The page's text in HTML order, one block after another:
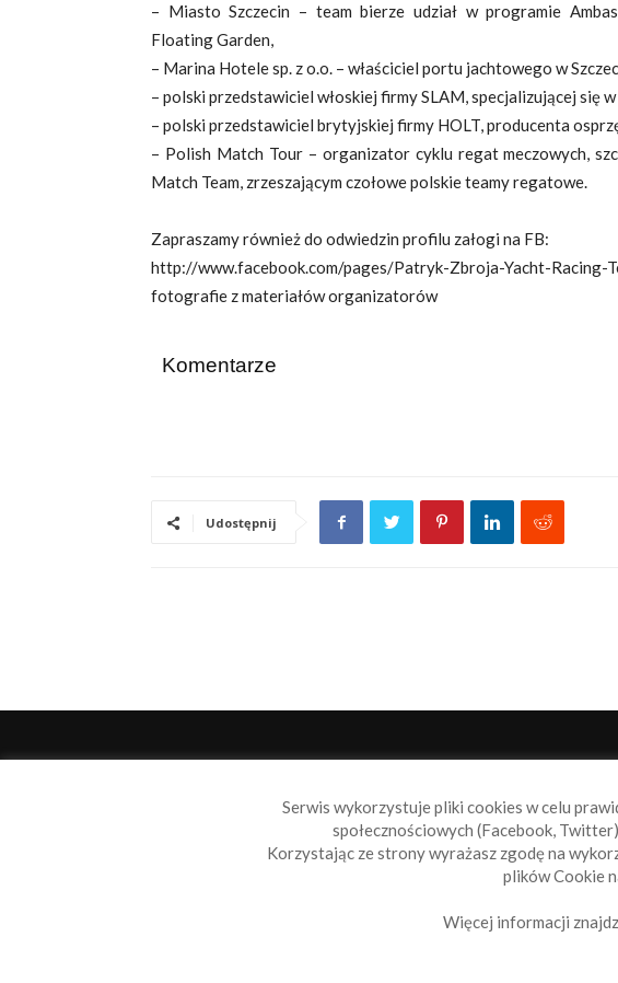
– Miasto Szczecin – team bierze udział w programie
Floating Garden,
– Marina Hotele sp. z o.o. – właściciel portu jachtowego w
– polski przedstawiciel włoskiej firmy SLAM, specjalizującej się
– polski przedstawiciel brytyjskiej firmy HOLT, producenta
– Polish Match Tour – organizator cyklu regat meczowych,
Match Team, zrzeszającym czołowe polskie teamy regatowe.
Zapraszamy również do odwiedzin profilu załogi na FB:
http://www.facebook.com/pages/Patryk-Zbroja-Yacht-Racing-
fotografie z materiałów organizatorów
Komentarze
Udostępnij
Sailbook.pl to miejsce
wiadomości ze
nie tylko.
Skontaktuj się z nami:
Serwis wykorzystuje pliki cookies w celu
społecznościowych (Facebook,
Korzystając ze strony wyrażasz zgodę na
plików Cookie
Więcej informacji